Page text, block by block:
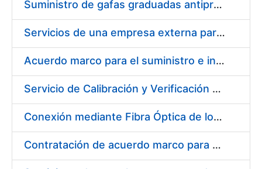
Suministro de gafas graduadas antiproyecciones para los trabajadores de la FNMT-RCM en los centros de trabajo de Madrid y Burgos
Servicios de una empresa externa para el asesoramiento y resolución de los recursos de alzada que se presentan relacionados con procesos de selección para la FNMT-RCM
Acuerdo marco para el suministro e instalación de persianas, estores y otros complementos
Servicio de Calibración y Verificación Externa de los Equipos de Medición del Servicio de Prevención de la FNMT-RCM
Conexión mediante Fibra Óptica de los Centros de Proceso de Datos (CPDs) de las sedes de la FNMT-RCM de Burgos y Madrid
Contratación de acuerdo marco para el Suministro de Material de Electricidad para la Fábrica Nacional de Moneda y Timbre-Real Casa de la Moneda en su centro de trabajo de Burgos